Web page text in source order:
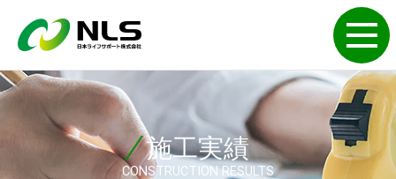
施工実績
CONSTRUCTION RESULTS